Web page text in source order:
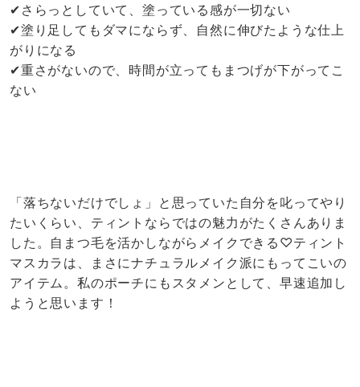
✔︎さらっとしていて、塗っている感が一切ない
✔︎塗り足してもダマにならず、自然に伸びたような仕上
がりになる
✔︎重さがないので、時間が立ってもまつげが下がってこ
ない
「落ちないだけでしょ」と思っていた自分を叱ってやり
たいくらい、ティントならではの魅力がたくさんありま
した。自まつ毛を活かしながらメイクできる♡ティント
マスカラは、まさにナチュラルメイク派にもってこいの
アイテム。私のポーチにもスタメンとして、早速追加し
ようと思います！